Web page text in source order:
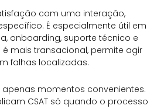
com uma interação,
É especialmente útil em
onboarding, suporte técnico e
mais transacional, permite agir
falhas localizadas.
momentos convenientes.
CSAT só quando o processo